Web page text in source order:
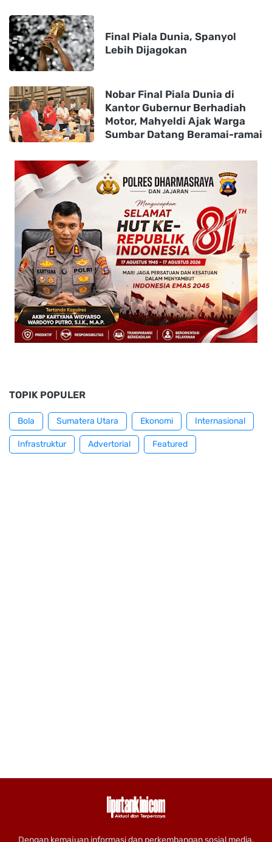
Final Piala Dunia, Spanyol
Lebih Dijagokan
Nobar Final Piala Dunia di
Kantor Gubernur Berhadiah
Motor, Mahyeldi Ajak Warga
Sumbar Datang Beramai-ramai
TOPIK POPULER
Bola Sumatera Utara Ekonomi Internasional
Infrastruktur Advertorial Featured
Dengan kemajuan informasi dan perkembangan sosial media,